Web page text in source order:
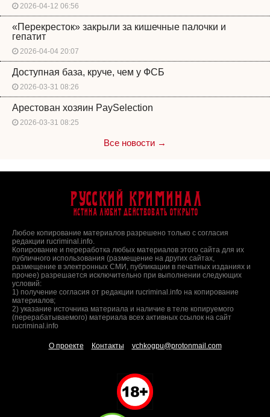
2026-04-12 06:56
«Перекресток» закрыли за кишечные палочки и
гепатит
2026-04-04 20:07
Доступная база, круче, чем у ФСБ
2026-03-31 08:26
Арестован хозяин PaySelection
2026-03-31 08:25
Все новости →
Русский Криминал
Истина любит действовать открыто
Любое копирование материалов разрешено только с согласия
редакции rucriminal.info.
Копирование и переработка любых материалов этого сайта для их
публичного использования (размещение на других сайтах,
размещение в электронных СМИ, публикации в печатных изданиях и
прочее) разрешается исключительно при выполнении следующих
условий:
1) получение согласия от редакции rucriminal.info на копирование
материалов;
2) указание источника материала и наличие в теле копируемого
(перерабатываемого) материала всех активных ссылок на сайт
rucriminal.info
О проекте Контакты vchkogpu@protonmail.com